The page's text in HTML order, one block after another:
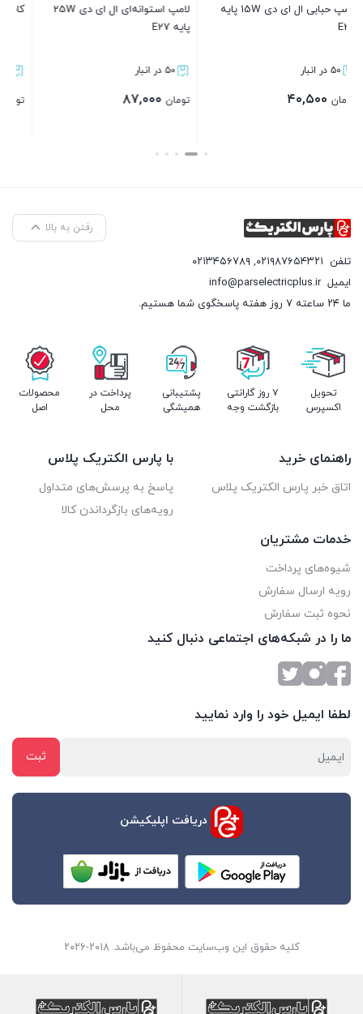
لامپ استوانه‌ای ال ای دی 25W
۵۰ در انبار
تومان۸۷,۰۰۰
کابل افشان ۰.۷۵×۲
۵۰ در انبار
تومان۸۱۳,۶۳۰
رفتن به بالا
تلفن ۰۲۱۹۸۷۶۵۴۳۲۱, ۰۲۱۳۴۵۶۷۸۹
ایمیلinfo@parselectricplus.ir
ما ۲۴ ساعته ۷ روز هفته پاسخگوی شما هستیم.
تحویل
اکسپرس
۷ روز گارانتی
بازگشت وجه
پشتیبانی
همیشگی
پرداخت در
محل
محصولات
اصل
راهنمای خرید
اتاق خبر پارس الکتریک پلاس
با پارس الکتریک پلاس
پاسخ به پرسش‌های متداول
رویه‌های بازگرداندن کالا
خدمات مشتریان
شیوه‌های پرداخت
رویه ارسال سفارش
نحوه ثبت سفارش
ما را در شبکه‌های اجتماعی دنبال کنید
لطفا ایمیل خود را وارد نمایید
دریافت اپلیکیشن
کلیه حقوق این وب‌سایت محفوظ می‌باشد. ۲۰۱۸-۲۰۲۶